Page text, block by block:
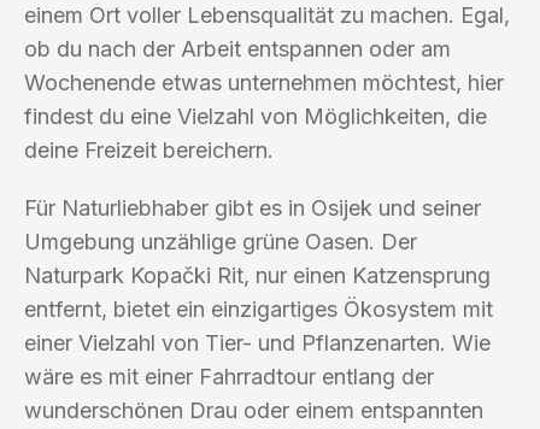
einem Ort voller Lebensqualität zu machen. Egal,
ob du nach der Arbeit entspannen oder am
Wochenende etwas unternehmen möchtest, hier
findest du eine Vielzahl von Möglichkeiten, die
deine Freizeit bereichern.
Für Naturliebhaber gibt es in Osijek und seiner
Umgebung unzählige grüne Oasen. Der
Naturpark Kopački Rit, nur einen Katzensprung
entfernt, bietet ein einzigartiges Ökosystem mit
einer Vielzahl von Tier- und Pflanzenarten. Wie
wäre es mit einer Fahrradtour entlang der
wunderschönen Drau oder einem entspannten